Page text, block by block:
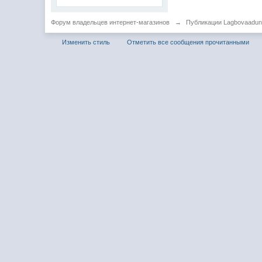
Форум владельцев интернет-магазинов → Публикации
Изменить стиль Отметить все сообщения прочитанными